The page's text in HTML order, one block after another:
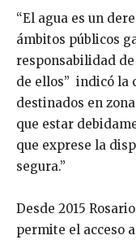
“El agua es un
ámbitos públicos
responsabilidad
de ellos” indicó la
destinados en
que estar
que exprese la
segura.”
Desde 2015
permite el acceso